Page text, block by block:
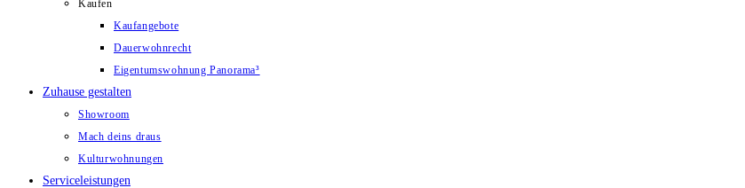
Kaufen
Kaufangebote
Dauerwohnrecht
Eigentumswohnung Panorama³
Zuhause gestalten
Showroom
Mach deins draus
Kulturwohnungen
Serviceleistungen